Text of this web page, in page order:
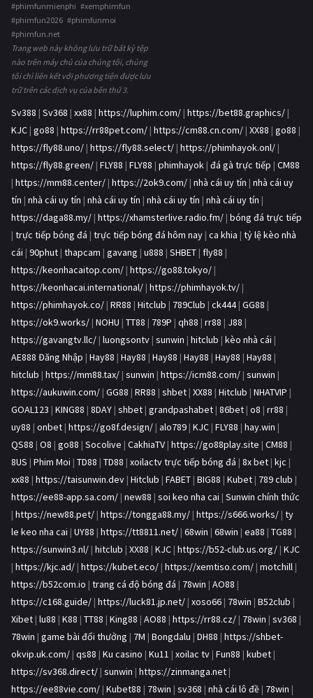
#phimfunmienphi #xemphimfun
#phimfun2026 #phimfunmoi
#phimfun.net
Trang web này không lưu trữ bất kỳ tệp
nào trên máy chủ của chúng tôi, chúng
tôi chỉ liên kết với phương tiện được lưu
trữ trên các dịch vụ của bên thứ 3.
Sv388 | Sv368 | xx88 | https://luphim.com/ | https://bet88.graphics/ |
KJC | go88 | https://rr88pet.com/ | https://cm88.cn.com/ | XX88 | go88 |
https://fly88.uno/ | https://fly88.select/ | https://phimhayok.onl/ |
https://fly88.green/ | FLY88 | FLY88 | phimhayok | đá gà trực tiếp | CM88
| https://mm88.center/ | https://2ok9.com/ | nhà cái uy tín | nhà cái uy
tín | nhà cái uy tín | nhà cái uy tín | nhà cái uy tín | nhà cái uy tín |
https://daga88.my/ | https://xhamsterlive.radio.fm/ | bóng đá trực tiếp
| trực tiếp bóng đá | trực tiếp bóng đá hôm nay | ca khia | tỷ lệ kèo nhà
cái | 90phut | thapcam | gavang | u888 | SHBET | fly88 |
https://keonhacaitop.com/ | https://go88.tokyo/ |
https://keonhacai.international/ | https://phimhayok.tv/ |
https://phimhayok.co/ | RR88 | Hitclub | 789Club | ck444| GG88 |
https://ok9.works/ | NOHU | TT88 | 789P | qh88 | rr88 | J88 |
https://gavangtv.llc/ | luongsontv | sunwin | hitclub | kèo nhà cái |
AE888 Đăng Nhập | Hay88 | Hay88 | Hay88 | Hay88 | Hay88 | Hay88 |
hitclub | https://mm88.tax/ | sunwin | https://icm88.com/ | sunwin |
https://aukuwin.com/ | GG88 | RR88 | shbet | XX88 | Hitclub | NHATVIP |
GOAL123 | KING88 | 8DAY | shbet | grandpashabet | 86bet | o8 | rr88 |
uy88 | onbet | https://go8f.design/ | alo789 | KJC | FLY88 | hay.win |
QS88 | O8 | go88 | Socolive | CakhiaTV | https://go88play.site | CM88 |
8US | Phim Moi | TD88 | TD88 | xoilactv trực tiếp bóng đá | 8x bet | kjc |
xx88 | https://taisunwin.dev | Hitclub | FABET | BIG88 | Kubet | 789 club |
https://ee88-app.sa.com/ | new88 | soi keo nha cai | Sunwin chính thức
| https://new88.pet/ | https://tongga88.my/ | https://s666.works/ | ty
le keo nha cai | UY88 | https://tt8811.net/ | 68win | 68win | ea88 | TG88 |
https://sunwin3.nl/ | hitclub | XX88 | KJC | https://b52-club.us.org/ | KJC
| https://kjc.ad/ | https://kubet.eco/ | https://xemtiso.com/ | motchill |
https://b52com.io | trang cá độ bóng đá | 78win | AO88 |
https://c168.guide/ | https://luck81.jp.net/ | xoso66 | 78win | B52club |
Xibet | lu88 | K88 | TT88 | King88 | AO88 | https://rr88.cz/ | 78win | sv368 |
78win | game bài đổi thưởng | 7M | Bongdalu | DH88 | https://shbet-
okvip.uk.com/ | qs88 | Ku casino | Ku11 | xoilac tv | Fun88 | kubet |
https://sv368.direct/ | sunwin | https://zinmanga.net |
https://ee88vie.com/ | Kubet88 | 78win | sv368 | nhà cái lô đề | 78win |